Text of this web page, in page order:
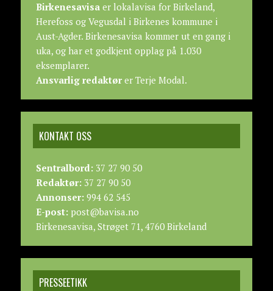
Birkenesavisaer lokalavisa for Birkeland,
Herefoss og Vegusdal i Birkenes kommune i
Aust-Agder. Birkenesavisa kommer ut en gang i
uka, og har et godkjent opplag på 1.030
eksemplarer.
Ansvarlig redaktører Terje Modal.
KONTAKT OSS
Sentralbord:37 27 90 50
Redaktør:37 27 90 50
Annonser:994 62 545
E-post:post@bavisa.no
Birkenesavisa, Strøget 71, 4760 Birkeland
PRESSEETIKK